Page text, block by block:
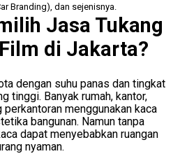
ar Branding), dan sejenisnya.
Jasa Tukang
di Jakarta?
dengan suhu panas dan tingkat
tinggi. Banyak rumah, kantor,
menggunakan kaca
bangunan. Namun tanpa
dapat menyebabkan ruangan
nyaman.